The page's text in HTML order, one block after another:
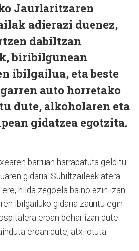
Jaurlaritzaren
adierazi duenez,
dabiltzan
biribilgunean
ibilgailua, eta beste
auto horretako
dute, alkoholaren eta
gidatzea egotzita.
barruan harrapatuta gelditu
gidaria. Suhiltzaileek atera
ere, hilda zegoela baino ezin izan
ibilgailuko gidaria zauritu egin
eroan behar izan dute.
eroan dute, atxilotuta